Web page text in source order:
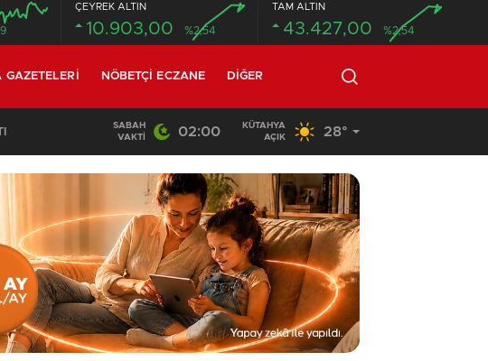
ÇEYREK ALTIN
10.903,00 %2,54
TAM ALTIN
43.427,00 %2,54
GAZETELERI NÖBETÇI ECZANE DIĞER
02:03 /
SABAH
VAKTI
02:00
KÜTAHYA
AÇIK
28°